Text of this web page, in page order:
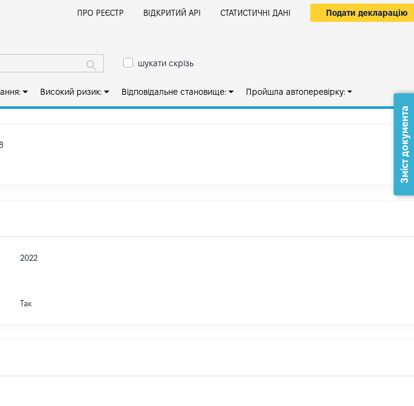
ПРО РЕЄСТР ВІДКРИТИЙ АРІ СТАТИСТИЧНІ ДАНІ Подати декларацію
шукати скрізь
Високий ризик: Відповідальне становище: Пройшла автоперевірку:
2022
Так
Зміст документа